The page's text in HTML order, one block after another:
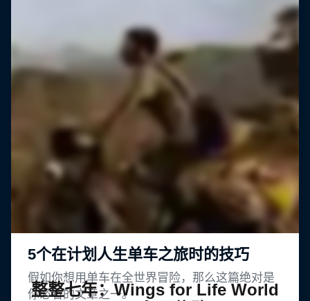
整整七年：Wings for Life World